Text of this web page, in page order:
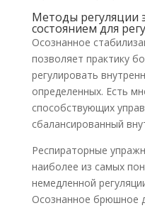
Методы
состоянием для
Осознанное
позволяет практику
регулировать
определенных. Есть
способствующих
сбалансированный
Респираторные
наиболее из самых
немедленной
Осознанное брюшное